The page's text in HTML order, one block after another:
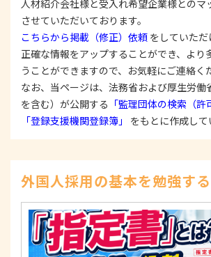
2. 安全対策の実施について
個人情報の正確性およびその利用の安
るため、情報セキュリティ対策を始
置を構築し、個人情報への不正アク
の漏洩、滅失または毀損等の的確な防
ティの是正に努めます。
3. 苦情および相談等に対する適正な
本人からの苦情および相談があった場
示、訂正、削除、または利用もしく
を求められたときは、適法かつ遅滞な
4. 法令・指針・規範の遵守について
適正な個人情報保護の実現のため、
いに関する法令、国が定める指針お
範を遵守します。
人材紹介会社様と受入れ希望企業様とのマ
させていただいております。
こちらから掲載（修正）依頼 をしていた
正確な情報をアップすることができ、より
うことができますので、お気軽にご連絡く
なお、当ページは、法務省および厚生労働
を含む）が公開する 「監理団体の検索（許
「登録支援機関登録簿」
をもとに作成して
外国人採用の基本を勉強する